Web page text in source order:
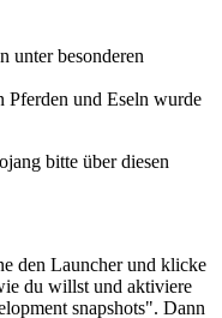
unter besonderen
Pferden und Eseln wurde
bitte über diesen
den Launcher und klicke
du willst und aktiviere
snapshots". Dann